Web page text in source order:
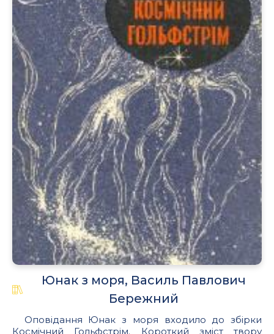
Юнак з моря, Василь Павлович
Бережний
Оповідання Юнак з моря входило до збірки
Космічний Гольфстрім. Короткий зміст твору